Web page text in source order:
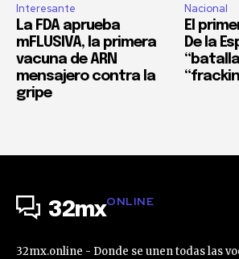
Interesante
La FDA aprueba
mFLUSIVA, la primera
vacuna de ARN
mensajero contra la
gripe
Nacional
El
De la
32mxONLINE
32mx.online - Donde se unen todas las